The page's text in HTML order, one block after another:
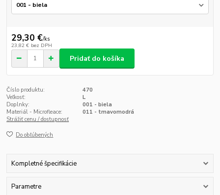
29,30 €/ks
23,82 € bez DPH
Pridať do košíka
Číslo produktu:
470
Veľkosť:
L
Doplnky:
001 - biela
Materiál - Microfleace:
011 - tmavomodrá
Strážiť cenu / dostupnosť
Do obľúbených
Kompletné špecifikácie
Parametre